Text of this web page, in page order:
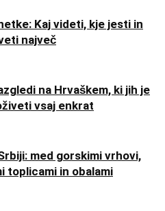
Kaj videti, kje jesti in
največ
na Hrvaškem, ki jih je
vsaj enkrat
med gorskimi vrhovi,
toplicami in obalami